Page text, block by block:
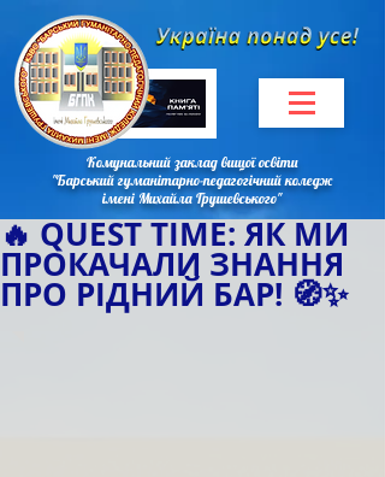
Комунальний заклад вищої освіти
"Барський гуманітарно-педагогічний коледж
імені Михайла Грушевського"
🔥 QUEST TIME: ЯК МИ
ПРОКАЧАЛИ ЗНАННЯ
ПРО РІДНИЙ БАР! 🧭✨